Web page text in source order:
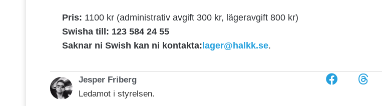
Pris: 1100 kr (administrativ avgift 300 kr, lägeravgift 800 kr)
Swisha till: 123 584 24 55
Saknar ni Swish kan ni kontakta: lager@halkk.se.
Jesper Friberg
Ledamot i styrelsen.